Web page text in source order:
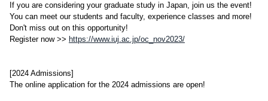
If you are considering your graduate study in Japan, join us the event!
You can meet our students and faculty, experience classes and more!
Don't miss out on this opportunity!
Register now >> https://www.iuj.ac.jp/oc_nov2023/
[2024 Admissions]
The online application for the 2024 admissions are open!